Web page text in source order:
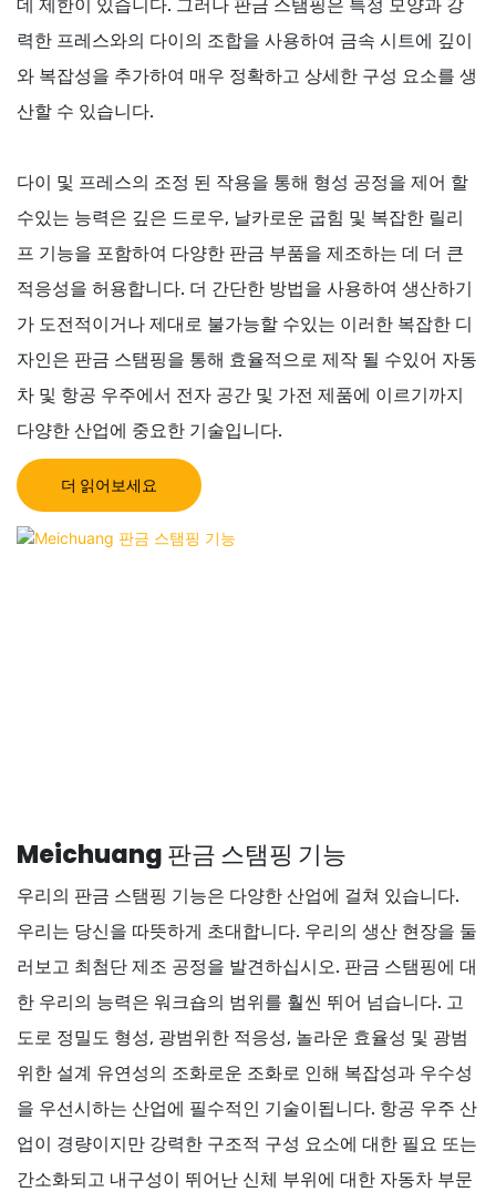
데 제한이 있습니다. 그러나 판금 스탬핑은 특정 모양과 강
력한 프레스와의 다이의 조합을 사용하여 금속 시트에 깊이
와 복잡성을 추가하여 매우 정확하고 상세한 구성 요소를 생
산할 수 있습니다.
다이 및 프레스의 조정 된 작용을 통해 형성 공정을 제어 할
수있는 능력은 깊은 드로우, 날카로운 굽힘 및 복잡한 릴리
프 기능을 포함하여 다양한 판금 부품을 제조하는 데 더 큰
적응성을 허용합니다. 더 간단한 방법을 사용하여 생산하기
가 도전적이거나 제대로 불가능할 수있는 이러한 복잡한 디
자인은 판금 스탬핑을 통해 효율적으로 제작 될 수있어 자동
차 및 항공 우주에서 전자 공간 및 가전 제품에 이르기까지
다양한 산업에 중요한 기술입니다.
더 읽어보세요
Meichuang 판금 스탬핑 기능
우리의 판금 스탬핑 기능은 다양한 산업에 걸쳐 있습니다.
우리는 당신을 따뜻하게 초대합니다. 우리의 생산 현장을 둘
러보고 최첨단 제조 공정을 발견하십시오. 판금 스탬핑에 대
한 우리의 능력은 워크숍의 범위를 훨씬 뛰어 넘습니다. 고
도로 정밀도 형성, 광범위한 적응성, 놀라운 효율성 및 광범
위한 설계 유연성의 조화로운 조화로 인해 복잡성과 우수성
을 우선시하는 산업에 필수적인 기술이됩니다. 항공 우주 산
업이 경량이지만 강력한 구조적 구성 요소에 대한 필요 또는
간소화되고 내구성이 뛰어난 신체 부위에 대한 자동차 부문